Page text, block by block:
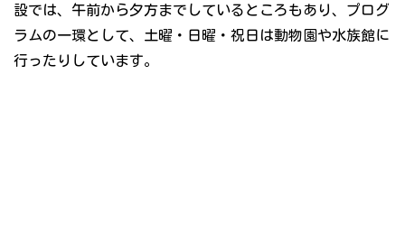
設では、午前から夕方までしているところもあり、プログ
ラムの一環として、土曜・日曜・祝日は動物園や水族館に
行ったりしています。